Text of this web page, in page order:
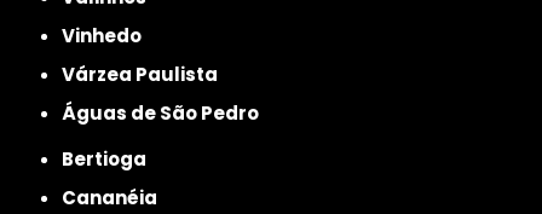
Vinhedo
Várzea Paulista
Águas de São Pedro
Bertioga
Cananéia